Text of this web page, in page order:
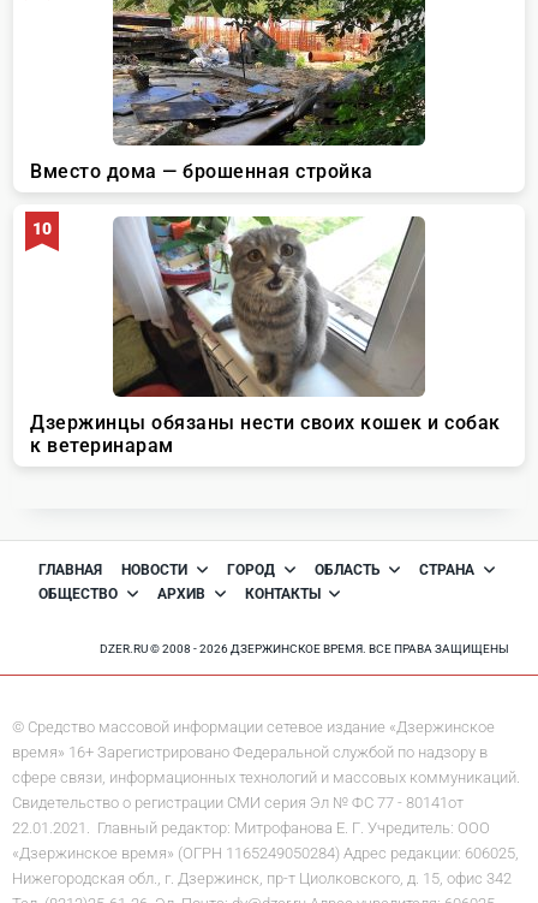
ГЛАВНАЯ НОВОСТИ ГОРОД ОБЛАСТЬ
СТРАНА
ОБЩЕСТВО
АРХИВ КОНТАКТЫ
DZER.RU © 2008 - 2026 ДЗЕРЖИНСКОЕ ВРЕМЯ. ВСЕ ПРАВА ЗАЩИЩЕНЫ
© Средство массовой информации сетевое издание «Дзержинское
время» 16+ Зарегистрировано Федеральной службой по надзору в
сфере связи, информационных технологий и массовых коммуникаций.
Свидетельство о регистрации СМИ серия Эл № ФС 77 - 80141от
22.01.2021. Главный редактор: Митрофанова Е. Г. Учредитель: ООО
«Дзержинское время» (ОГРН 1165249050284) Адрес редакции: 606025,
Нижегородская обл., г. Дзержинск, пр-т Циолковского, д. 15, офис 342